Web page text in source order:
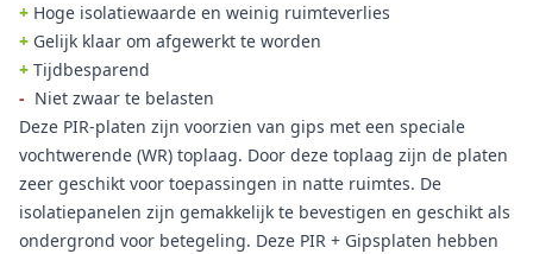
+ Hoge isolatiewaarde en weinig ruimteverlies
+ Gelijk klaar om afgewerkt te worden
+ Tijdbesparend
- Niet zwaar te belasten
Deze PIR-platen zijn voorzien van gips met een speciale
vochtwerende (WR) toplaag. Door deze toplaag zijn de platen
zeer geschikt voor toepassingen in natte ruimtes. De
isolatiepanelen zijn gemakkelijk te bevestigen en geschikt als
ondergrond voor betegeling. Deze PIR + Gipsplaten hebben